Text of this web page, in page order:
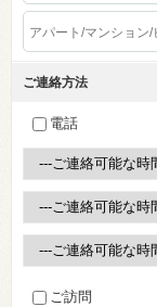
ご連絡方法
電話
ご訪問